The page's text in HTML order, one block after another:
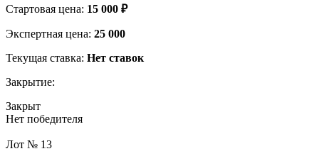
Стартовая цена: 15 000 ₽
Экспертная цена: 25 000
Текущая ставка: Нет ставок
Закрытие:
Закрыт
Нет победителя
Лот № 13